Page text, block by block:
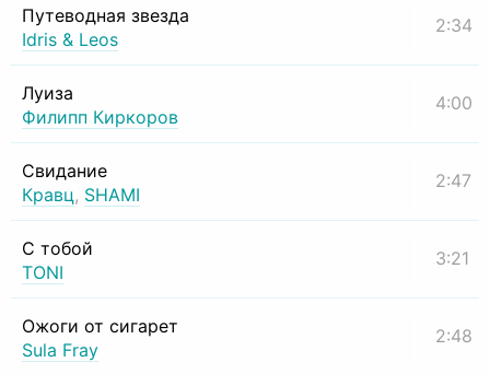
Путеводная звезда
Idris & Leos
2:34
Луиза
Филипп Киркоров
4:00
Свидание
Кравц, SHAMI
2:47
С тобой
TONI
3:21
Ожоги от сигарет
Sula Fray
2:48